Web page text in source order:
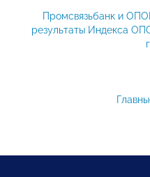
Промсвязьбанк и
результаты Индекса